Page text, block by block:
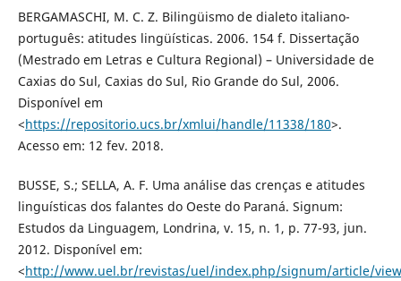
BERGAMASCHI, M. C. Z. Bilingüismo de dialeto italiano-
português: atitudes lingüísticas. 2006. 154 f. Dissertação
(Mestrado em Letras e Cultura Regional) – Universidade de
Caxias do Sul, Caxias do Sul, Rio Grande do Sul, 2006.
Disponível em
<https://repositorio.ucs.br/xmlui/handle/11338/180>.
Acesso em: 12 fev. 2018.
BUSSE, S.; SELLA, A. F. Uma análise das crenças e atitudes
linguísticas dos falantes do Oeste do Paraná. Signum:
Estudos da Linguagem, Londrina, v. 15, n. 1, p. 77-93, jun.
2012. Disponível em:
<http://www.uel.br/revistas/uel/index.php/signum/article/